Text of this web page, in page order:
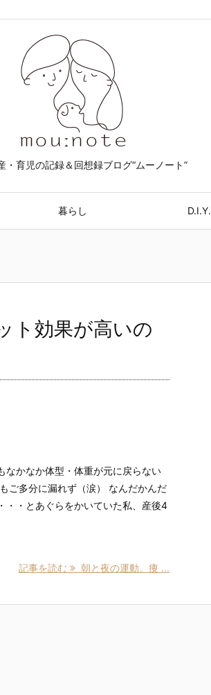
・育児の記録＆回想録ブログ“ムーノート”
暮らし D.I.Y.
ト効果が高いの
なかなか体型・体重が元に戻らない
ご多分に漏れず（涙） なんだかんだ
・とあぐらをかいていた私、産後4
記事を読む 朝と夜の運動。痩 ...